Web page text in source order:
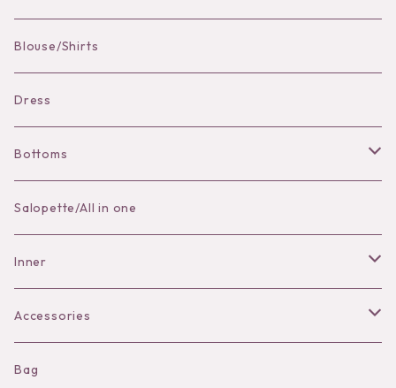
Blouse/Shirts
Dress
Bottoms
Skirt
Pants
Salopette/All in one
Inner
Bra
Shorts
Accessories
Necklace
Bag